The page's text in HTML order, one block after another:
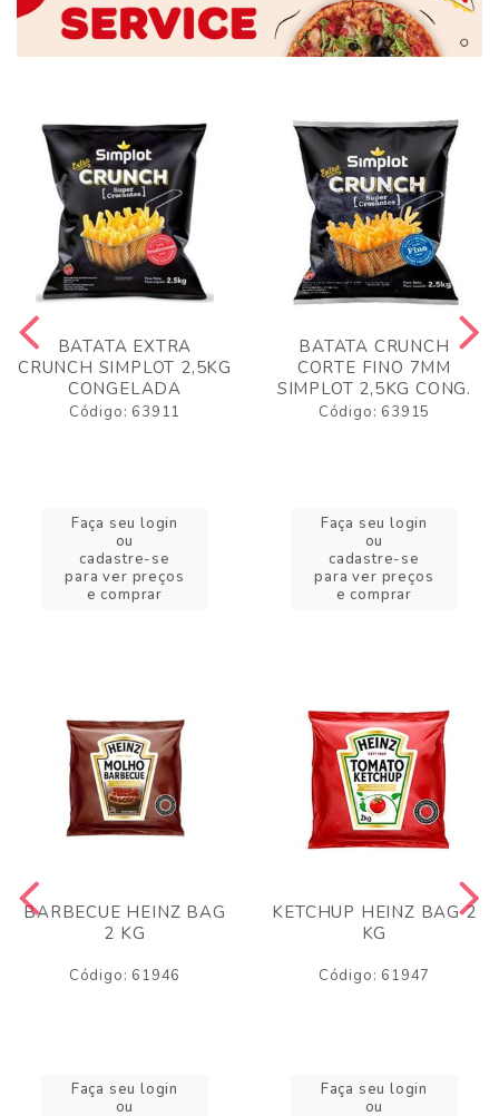
BATATA EXTRA
CRUNCH SIMPLOT 2,5KG
CONGELADA
Código: 63911
Faça seu login
ou
cadastre-se
para ver preços
e comprar
BATATA CRUNCH
CORTE FINO 7MM
SIMPLOT 2,5KG CONG.
Código: 63915
Faça seu login
ou
cadastre-se
para ver preços
e comprar
BARBECUE HEINZ BAG
2 KG
Código: 61946
Faça seu login
ou
KETCHUP HEINZ BAG 2
KG
Código: 61947
Faça seu login
ou